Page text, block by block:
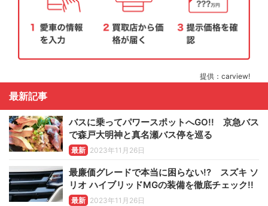
提供：carview!
最新記事
バスに乗ってパワースポットへGO!! 京急バス
で森戸大明神と真名瀬バス停を巡る
最新 2023年11月26日
最廉価グレードで本当に困らない!? スズキ ソ
リオ ハイブリッドMGの装備を徹底チェック!!
最新 2023年11月26日